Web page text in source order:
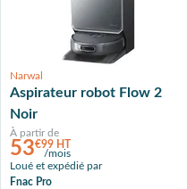
Narwal
Aspirateur robot Flow 2
Noir
À partir de
53€99 HT
/mois
Loué et expédié par
Fnac Pro